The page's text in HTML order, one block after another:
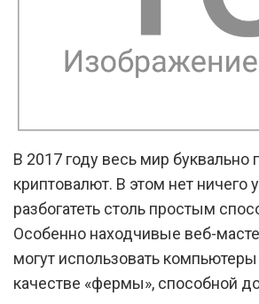
В 2017 году весь мир
криптовалют. В этом нет ничего
разбогатеть столь простым
Особенно находчивые веб-
могут использовать
качестве «фермы», способной